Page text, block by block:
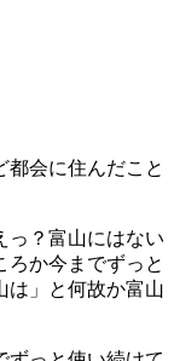
都会に住んだこと
っ？富山にはない
ろか今までずっと
は」と何故か富山